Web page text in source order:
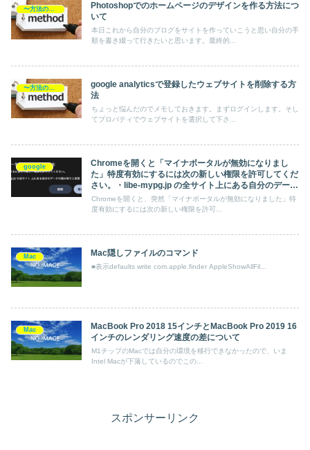
〜方法の覚書
Photoshopでのホームページのデザインを作る方法につ
いて
本日これから自分のブログをサイトを作っていこうと思い自分の手
順を書き綴って行きたいと思います。最終的...
〜方法の覚書
google analyticsで登録したウェブサイトを削除する方
法
ちょっと悩んだのでメモしておきます。まずログインします。そし
てプロパティでウェブサイトを選択して下さ...
google
Chromeを開くと「マイナボータルが無効になりまし
た」特度有効にするには次の新しい権限を許可してくだ
さい。・libe-mypg.jp の全サイト上にある自分のデータ
の読み取りと変更
Chromeを開くと、突然「マイナボータルが無効になりました」特
度有効にするには次の新しい権限を許可...
Mac Mac隠しファイルのコマンド
■表示defaults write com.apple.finder AppleShowAllFil...
Mac
MacBook Pro 2018 15インチとMacBook Pro 2019 16
インチのレンダリング速度の差について
M1チップのMacでは自分の環境を移行できなかったので、いま
Intel Macが下落しているのでこの...
スポンサーリンク